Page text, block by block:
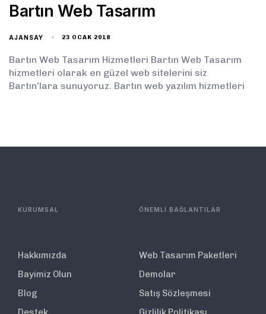
Bartın Web Tasarım
AJANSAY 23 OCAK 2018
Bartın Web Tasarım Hizmetleri Bartın Web Tasarım
hizmetleri olarak en güzel web sitelerini siz
Bartın’lara sunuyoruz. Bartın web yazılım hizmetleri
KURUMSAL
Hakkımızda
Bayimiz Olun
Blog
ÖNEMLİ BAĞLANTILAR
Web Tasarım Paketleri
Demolar
Satış Sözleşmesi